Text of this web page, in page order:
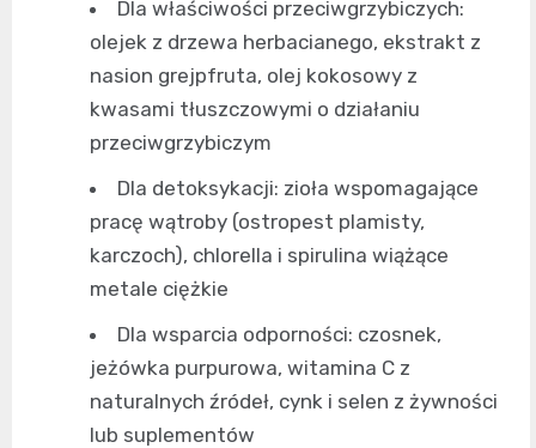
Dla właściwości przeciwgrzybiczych:
olejek z drzewa herbacianego, ekstrakt z
nasion grejpfruta, olej kokosowy z
kwasami tłuszczowymi o działaniu
przeciwgrzybiczym
Dla detoksykacji: zioła wspomagające
pracę wątroby (ostropest plamisty,
karczoch), chlorella i spirulina wiążące
metale ciężkie
Dla wsparcia odporności: czosnek,
jeżówka purpurowa, witamina C z
naturalnych źródeł, cynk i selen z żywności
lub suplementów